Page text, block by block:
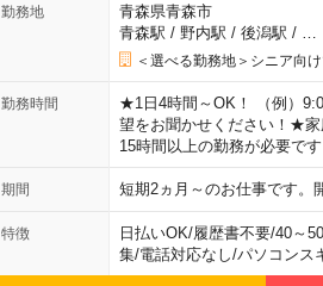
勤務地
青森県青森市
青森駅 / 野内駅 / 後潟駅 /
＜選べる勤務地＞シニア向
勤務時間
★1日4時間～OK！ （例）
望をお聞かせください！★
15時間以上の勤務が必要です
期間 短期2ヵ月～のお仕事です
特徴 日払いOK/履歴書不要/40～
集/電話対応なし/パソコンス